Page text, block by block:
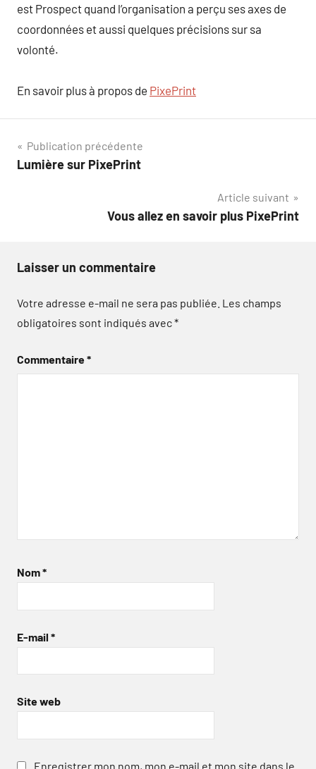
est Prospect quand l’organisation a perçu ses axes de
coordonnées et aussi quelques précisions sur sa
volonté.
En savoir plus à propos de PixePrint
Navigation
de
Publication précédente
Lumière sur PixePrint
Article suivant
Vous allez en savoir plus PixePrint
Laisser un commentaire
Votre adresse e-mail ne sera pas publiée. Les champs
obligatoires sont indiqués avec*
Commentaire*
Nom*
E-mail *
Site web
Enregistrer mon nom, mon e-mail et mon site dans le